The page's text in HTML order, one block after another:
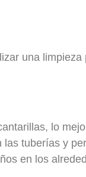
una
lo
las tuberías y
en los